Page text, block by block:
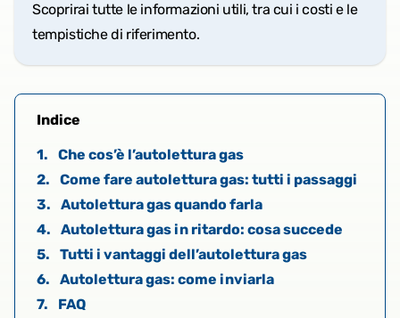
Scoprirai tutte le informazioni utili, tra cui i costi e le
tempistiche di riferimento.
Indice
1.
Che cos’è l’autolettura gas
2.
Come fare autolettura gas: tutti i passaggi
3.
Autolettura gas quando farla
4.
Autolettura gas in ritardo: cosa succede
5.
Tutti i vantaggi dell’autolettura gas
6.
Autolettura gas: come inviarla
7.
FAQ